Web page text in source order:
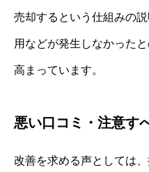
売却するという仕組みの
用などが発生しなかった
高まっています。
悪い口コミ・注意す
改善を求める声としては